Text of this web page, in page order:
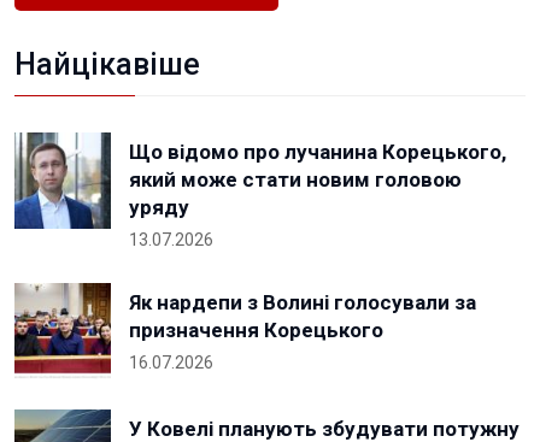
Найцікавіше
Що відомо про лучанина Корецького,
який може стати новим головою
уряду
13.07.2026
Як нардепи з Волині голосували за
призначення Корецького
16.07.2026
У Ковелі планують збудувати потужну